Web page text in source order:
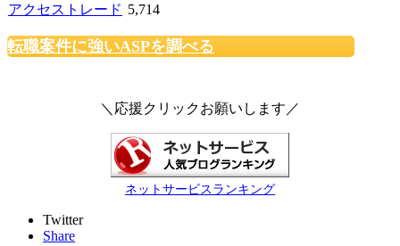
アクセストレード 5,714
転職案件に強いASPを調べる
＼応援クリックお願いします／
ネットサービスランキング
Twitter
Share